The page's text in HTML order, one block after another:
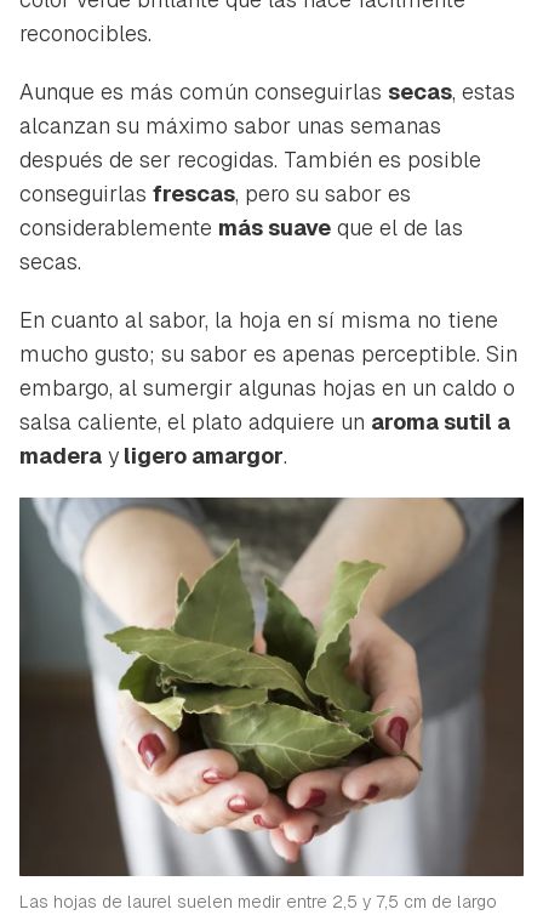
reconocibles.
Aunque es más común conseguirlas secas, estas
alcanzan su máximo sabor unas semanas
después de ser recogidas. También es posible
conseguirlas frescas, pero su sabor es
considerablemente más suave que el de las
secas.
En cuanto al sabor, la hoja en sí misma no tiene
mucho gusto; su sabor es apenas perceptible. Sin
embargo, al sumergir algunas hojas en un caldo o
salsa caliente, el plato adquiere un aroma sutil a
madera y ligero amargor.
Las hojas de laurel suelen medir entre 2,5 y 7,5 cm de largo